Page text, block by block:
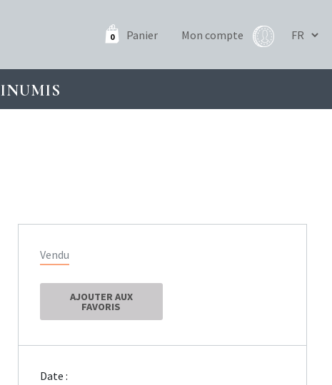
0 Panier Mon compte
INUMIS
Vendu
AJOUTER AUX
FAVORIS
Date :